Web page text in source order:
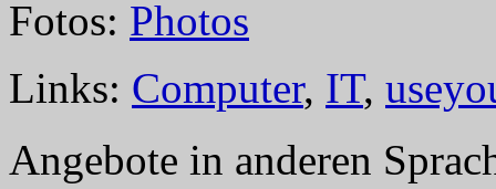
Fotos: Photos
Links: Computer, IT,
Angebote in anderen